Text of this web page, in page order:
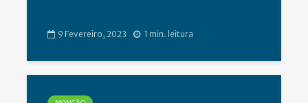
9 Fevereiro, 2023 1 min. leitura